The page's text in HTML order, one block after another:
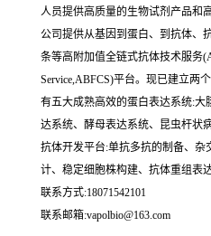
人员提供高质量的生物试剂产品和
公司提供从基因到蛋白、到抗体、
条等高附加值全链式抗体技术服务
Service,ABFCS)平台。现已建立两
有五大成熟高效的蛋白表达系统:
达系统、酵母表达系统、昆虫杆状
抗体开发平台:单抗多抗的制备、
计、稳定细胞株构建、抗体重组表达
联系方式:18071542101
联系邮箱:vapolbio@163.com